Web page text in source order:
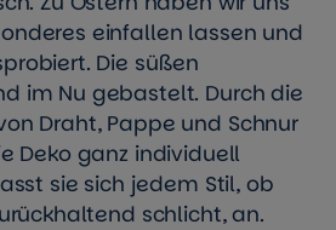
einfallen lassen und
Die süßen
im Nu gebastelt. Durch die
Draht, Pappe und Schnur
Deko ganz individuell
sie sich jedem Stil, ob
schlicht, an.